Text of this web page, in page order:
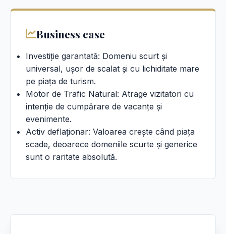
Business case
Investiție garantată: Domeniu scurt și
universal, ușor de scalat și cu lichiditate mare
pe piața de turism.
Motor de Trafic Natural: Atrage vizitatori cu
intenție de cumpărare de vacanțe și
evenimente.
Activ deflaționar: Valoarea crește când piața
scade, deoarece domeniile scurte și generice
sunt o raritate absolută.